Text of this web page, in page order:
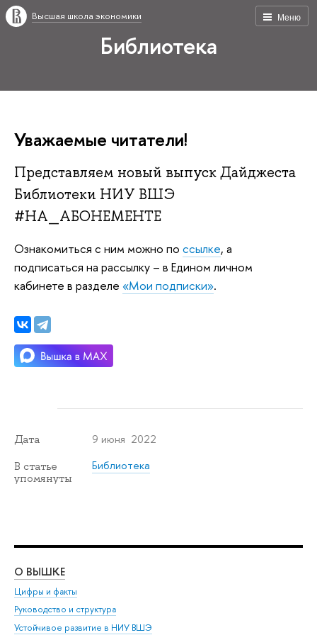
Меню
Высшая школа экономики
Библиотека
Уважаемые читатели!
Представляем новый выпуск Дайджеста
Библиотеки НИУ ВШЭ
#НА_АБОНЕМЕНТЕ
Ознакомиться с ним можно по ссылке, а
подписаться на рассылку – в Едином личном
кабинете в разделе «Мои подписки».
Дата 9 июня 2022
В статье
упомянуты
Библиотека
О ВЫШКЕ
Цифры и факты
Руководство и структура
Устойчивое развитие в НИУ ВШЭ